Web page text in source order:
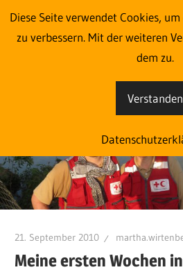
Im Einsatz aus
blog.roteskreuz.at
Websites
Website
21. September 2010
Meine ersten Wochen
Diese Seite verwendet Cookies,
zu verbessern. Mit der weiteren
dem zu.
Verstanden